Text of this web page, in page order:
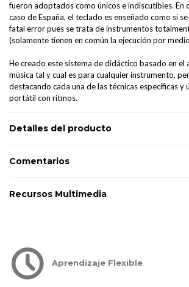
fueron adoptados como únicos e indiscutibles. En
caso de España, el teclado es enseñado como si
fatal error pues se trata de instrumentos
(solamente tienen en común la ejecución por
He creado este sistema de didáctico basado en el
música tal y cual es para cualquier instrumento,
destacando cada una de las técnicas específicas y
portátil con ritmos.
Detalles del producto
Comentarios
Recursos Multimedia
Aprendizaje Flexible